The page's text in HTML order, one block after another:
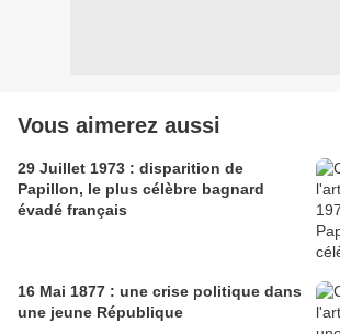
Vous aimerez aussi
29 Juillet 1973 : disparition de
Papillon, le plus célèbre bagnard
évadé français
16 Mai 1877 : une crise politique dans
une jeune République